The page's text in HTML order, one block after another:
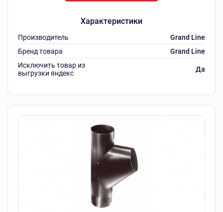
Характеристики
Производитель
Grand Line
Бренд товара
Grand Line
Исключить товар из
выгрузки яндекс
Да